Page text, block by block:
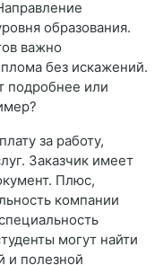
образования.
важно
без искажений.
подробнее или
за работу,
Заказчик имеет
Плюс,
компании
могут найти
и полезной